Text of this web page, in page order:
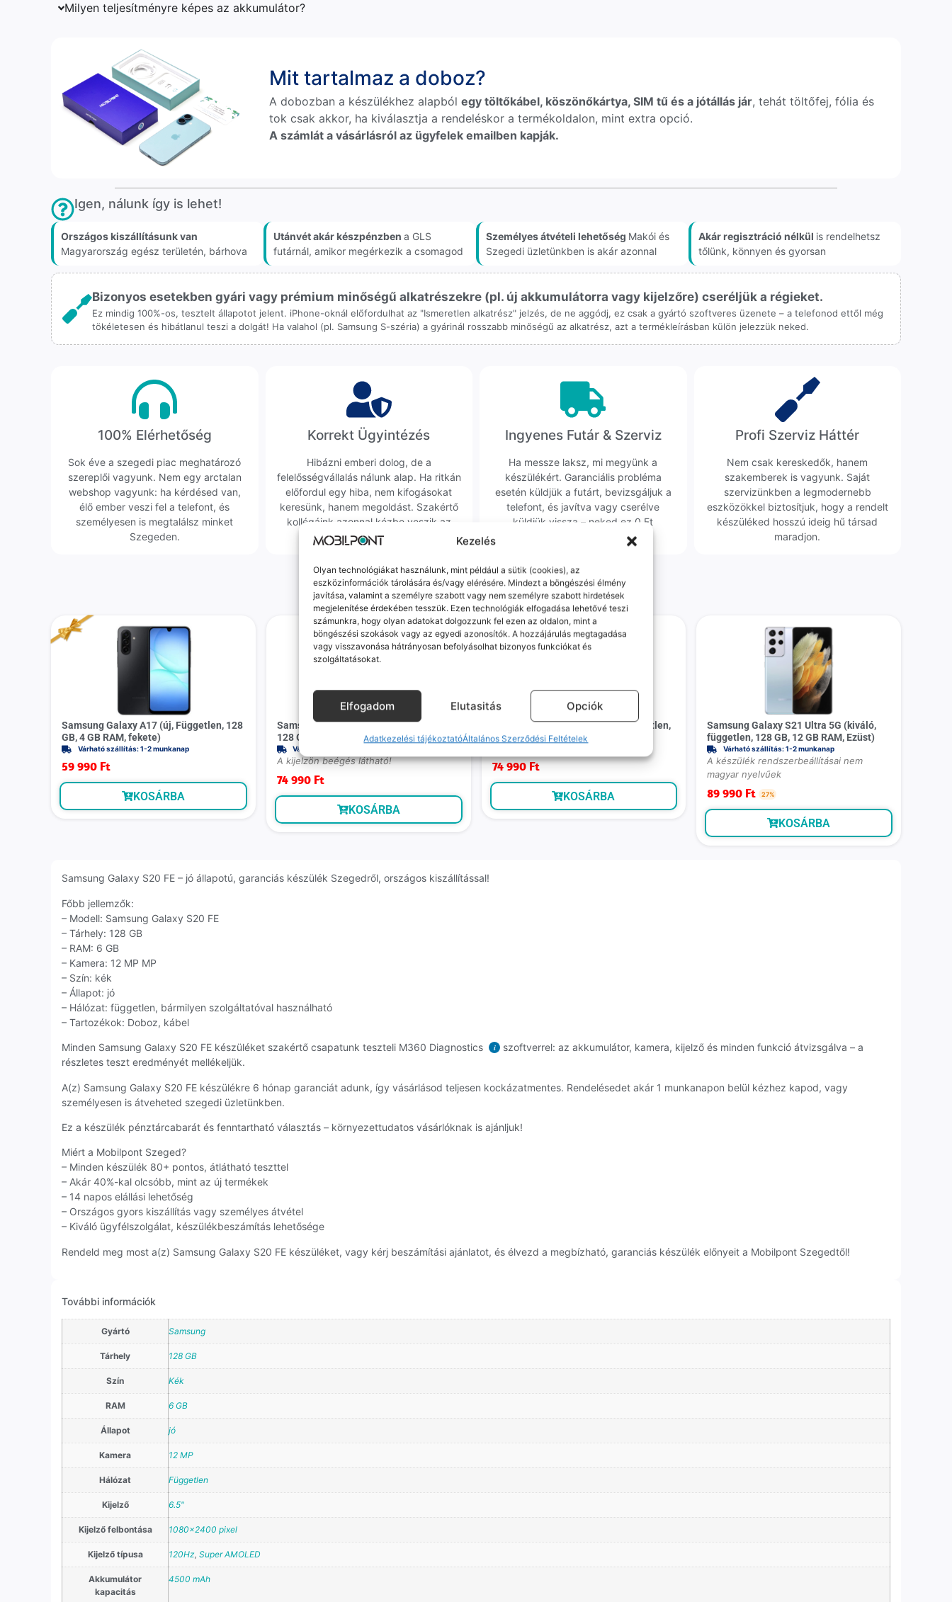
Kezelés
Olyan technológiákat használunk, mint például a sütik (cookies), az
eszközinformációk tárolására és/vagy elérésére. Mindezt a böngészési élmény
javítása, valamint a személyre szabott vagy nem személyre szabott hirdetések
megjelenítése érdekében tesszük. Ezen technológiák elfogadása lehetővé teszi
számunkra, hogy olyan adatokat dolgozzunk fel ezen az oldalon, mint a
böngészési szokások vagy az egyedi azonosítók. A hozzájárulás megtagadása
vagy visszavonása hátrányosan befolyásolhat bizonyos funkciókat és
szolgáltatásokat.
Elfogadom Elutasitás Opciók
Adatkezelési tájékoztatóÁltalános Szerződési Feltételek
Milyen teljesítményre képes az akkumulátor?
Mit tartalmaz a doboz?
A dobozban a készülékhez alapbólegy töltőkábel, köszönőkártya, SIM tű és a jótállás jár, tehát töltőfej, fólia és
tok csak akkor, ha kiválasztja a rendeléskor a termékoldalon, mint extra opció.
A számlát a vásárlásról az ügyfelek emailben kapják.
Igen, nálunk így is lehet!
Országos kiszállításunk van
Magyarország egész területén, bárhova
Utánvét akár készpénzben a GLS
futárnál, amikor megérkezik a csomagod
Személyes átvételi lehetőség Makói és
Szegedi üzletünkben is akár azonnal
Akár regisztráció nélkül is rendelhetsz
tőlünk, könnyen és gyorsan
Bizonyos esetekben gyári vagy prémium minőségű alkatrészekre (pl. új akkumulátorra vagy kijelzőre) cseréljük a régieket.
Ez mindig 100%-os, tesztelt állapotot jelent. iPhone-oknál előfordulhat az "Ismeretlen alkatrész" jelzés, de ne aggódj, ez csak a gyártó szoftveres üzenete – a telefonod ettől még
tökéletesen és hibátlanul teszi a dolgát! Ha valahol (pl. Samsung S-széria) a gyárinál rosszabb minőségű az alkatrész, azt a termékleírásban külön jelezzük neked.
100% Elérhetőség
Sok éve a szegedi piac meghatározó
szereplői vagyunk. Nem egy arctalan
webshop vagyunk: ha kérdésed van,
élő ember veszi fel a telefont, és
személyesen is megtalálsz minket
Szegeden.
Korrekt Ügyintézés
Hibázni emberi dolog, de a
felelősségvállalás nálunk alap. Ha ritkán
előfordul egy hiba, nem kifogásokat
keresünk, hanem megoldást. Szakértő
kollégáink azonnal kézbe veszik az
ügyedet.
Ingyenes Futár & Szerviz
Ha messze laksz, mi megyünk a
készülékért. Garanciális probléma
esetén küldjük a futárt, bevizsgáljuk a
telefont, és javítva vagy cserélve
küldjük vissza – neked ez 0 Ft
Profi Szerviz Háttér
Nem csak kereskedők, hanem
szakemberek is vagyunk. Saját
szervizünkben a legmodernebb
eszközökkel biztosítjuk, hogy a rendelt
készüléked hosszú ideig hű társad
maradjon.
Mások ezeket is megnézték
Samsung Galaxy A17 (új, Független, 128
GB, 4 GB RAM, fekete)
Várható szállítás: 1-2 munkanap
59 990 Ft
KOSÁRBA
Samsung Galaxy S22 (kiváló, független,
128 GB, 8 GB RAM, Fantomfekete)
Várható szállítás: 1-2 munkanap
A kijelzön beégés látható!
74 990 Ft
KOSÁRBA
Samsung Galaxy S22 (kiváló, független,
128 GB, 8 GB RAM, Fantomfekete)
74 990Ft
KOSÁRBA
Samsung Galaxy S21 Ultra 5G (kiváló,
független, 128 GB, 12 GB RAM, Ezüst)
Várható szállítás: 1-2 munkanap
A készülék rendszerbeállításai nem
magyar nyelvűek
89 990 Ft 27%
KOSÁRBA
Samsung Galaxy S20 FE – jó állapotú, garanciás készülék Szegedről, országos kiszállítással!
Főbb jellemzők:
– Modell: Samsung Galaxy S20 FE
– Tárhely: 128 GB
– RAM: 6 GB
– Kamera: 12 MP MP
– Szín: kék
– Állapot: jó
– Hálózat: független, bármilyen szolgáltatóval használható
– Tartozékok: Doboz, kábel
Minden Samsung Galaxy S20 FE készüléket szakértő csapatunk teszteli M360 Diagnostics i
szoftverrel: az akkumulátor, kamera, kijelző és minden funkció átvizsgálva – a
részletes teszt eredményét mellékeljük.
A(z) Samsung Galaxy S20 FE készülékre 6 hónap garanciát adunk, így vásárlásod teljesen kockázatmentes. Rendelésedet akár 1 munkanapon belül kézhez kapod, vagy
személyesen is átveheted szegedi üzletünkben.
Ez a készülék pénztárcabarát és fenntartható választás – környezettudatos vásárlóknak is ajánljuk!
Miért a Mobilpont Szeged?
– Minden készülék 80+ pontos, átlátható teszttel
– Akár 40%-kal olcsóbb, mint az új termékek
– 14 napos elállási lehetőség
– Országos gyors kiszállítás vagy személyes átvétel
– Kiváló ügyfélszolgálat, készülékbeszámítás lehetősége
Rendeld meg most a(z) Samsung Galaxy S20 FE készüléket, vagy kérj beszámítási ajánlatot, és élvezd a megbízható, garanciás készülék előnyeit a Mobilpont Szegedtől!
További információk
Gyártó Samsung
Tárhely 128 GB
Szín Kék
RAM 6 GB
Állapot jó
Kamera 12 MP
Hálózat Független
Kijelző 6.5"
Kijelző felbontása 1080×2400 pixel
Kijelző típusa 120Hz, Super AMOLED
Akkumulátor
kapacitás
4500 mAh